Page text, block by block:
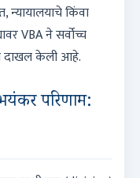
किंवा
VBA ने सर्वोच्च
दाखल केली आहे.
परिणाम: